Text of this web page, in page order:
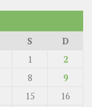
S
D
1
2
8
9
15
16